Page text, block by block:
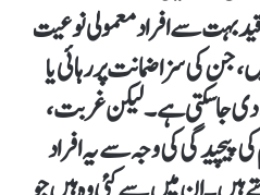
بہت سے افراد معمولی نوعیت
جن کی سزا ضمانت پر رہائی یا
جا سکتی ہے۔ لیکن غربت،
پیچیدگی کی وجہ سے یہ افراد